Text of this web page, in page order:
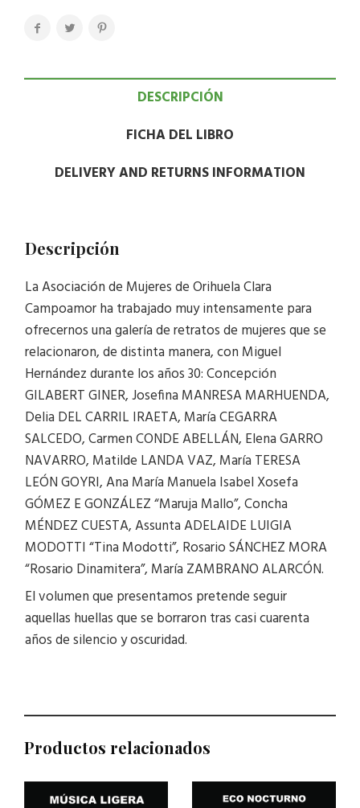
DESCRIPCIÓN
FICHA DEL LIBRO
DELIVERY AND RETURNS INFORMATION
Descripción
La Asociación de Mujeres de Orihuela Clara
Campoamor ha trabajado muy intensamente para
ofrecernos una galería de retratos de mujeres que se
relacionaron, de distinta manera, con Miguel
Hernández durante los años 30: Concepción
GILABERT GINER, Josefina MANRESA MARHUENDA,
Delia DEL CARRIL IRAETA, María CEGARRA
SALCEDO, Carmen CONDE ABELLÁN, Elena GARRO
NAVARRO, Matilde LANDA VAZ, María TERESA
LEÓN GOYRI, Ana María Manuela Isabel Xosefa
GÓMEZ E GONZÁLEZ “Maruja Mallo”, Concha
MÉNDEZ CUESTA, Assunta ADELAIDE LUIGIA
MODOTTI “Tina Modotti”, Rosario SÁNCHEZ MORA
“Rosario Dinamitera”, María ZAMBRANO ALARCÓN.
El volumen que presentamos pretende seguir
aquellas huellas que se borraron tras casi cuarenta
años de silencio y oscuridad.
Productos relacionados